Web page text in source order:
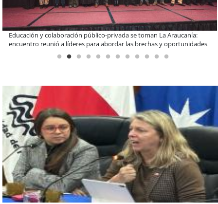
Claves para comprar electrodomésticos durante el Black Sale